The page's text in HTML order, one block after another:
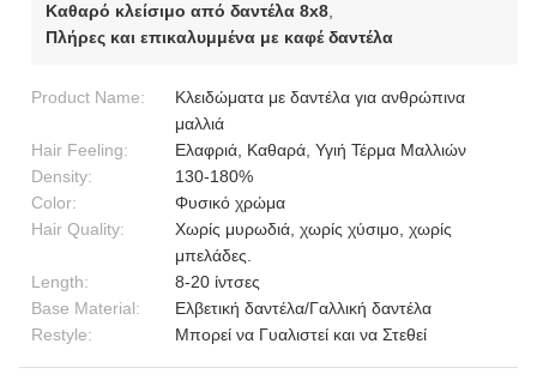
Καθαρό κλείσιμο από δαντέλα 8x8
Πλήρες και επικαλυμμένα με καφέ δαντέλα
Product Name:
Κλειδώματα με δαντέλα για ανθρώπινα
μαλλιά
Hair Feeling:
Ελαφριά, Καθαρά, Υγιή Τέρμα Μαλλιών
Density:
130-180%
Color:
Φυσικό χρώμα
Hair Quality:
Χωρίς μυρωδιά, χωρίς χύσιμο, χωρίς
μπελάδες.
Length:
8-20 ίντσες
Base Material:
Ελβετική δαντέλα/Γαλλική δαντέλα
Restyle:
Μπορεί να Γυαλιστεί και να Στεθεί